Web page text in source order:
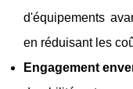
d'équipements
en réduisant les
Engagement